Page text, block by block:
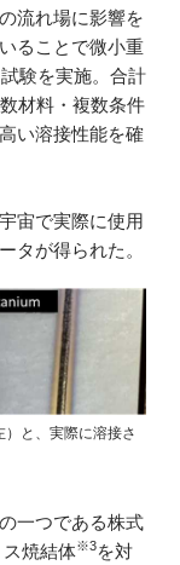
流れ場に影響を
ることで微小重
験を実施。合計
材料・複数条件
い溶接性能を確
宙で実際に使用
タが得られた。
と、実際に溶接さ
一つである株式
焼結体※3を対